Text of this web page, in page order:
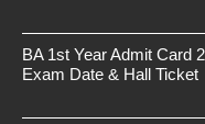
BA 1st Year Admit Card
Exam Date & Hall Ticket